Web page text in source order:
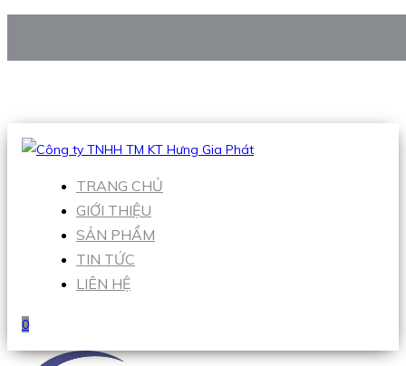
Hotline:0938 906 663
TRANG CHỦ
GIỚI THIỆU
SẢN PHẨM
TIN TỨC
LIÊN HỆ
0